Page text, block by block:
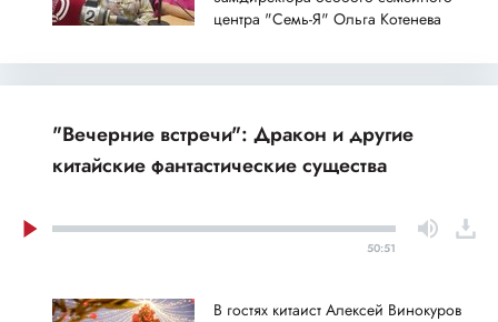
центра "Семь-Я" Ольга Котенева
"Вечерние встречи": Дракон и другие
китайские фантастические существа
50:51
В гостях китаист Алексей Винокуров